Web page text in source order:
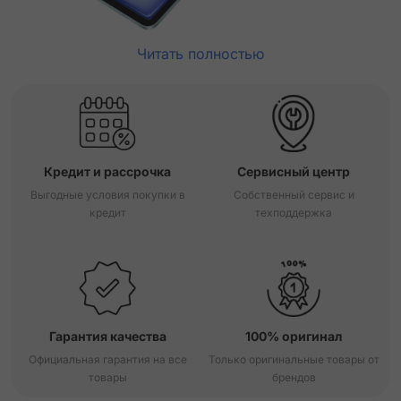
Читать полностью
Кредит и рассрочка
Выгодные условия покупки в
кредит
Сервисный центр
Собственный сервис и
техподдержка
Гарантия качества
Официальная гарантия на все
товары
100% оригинал
Только оригинальные товары от
брендов